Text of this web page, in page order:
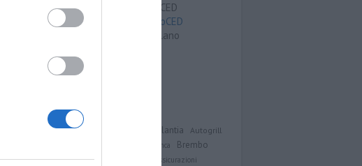
Pubblicità su LottoCED
Viale Sarca 336, Milano
AMPLIFON Atlantia
Autogrill
Bper Banca Brembo
Buzzi Unicem Campari Cattolica Assicurazioni